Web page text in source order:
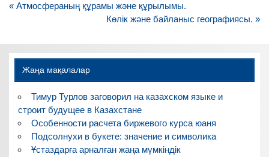
Навигация
« Атмосфераның құрамы және құрылымы.
Көлік және байланыс географиясы. »
Жаңа мақалалар
Тимур Турлов заговорил на казахском языке и
строит будущее в Казахстане
Особенности расчета биржевого курса юаня
Подсолнухи в букете: значение и символика
Ұстаздарға арналған жаңа мүмкіндік